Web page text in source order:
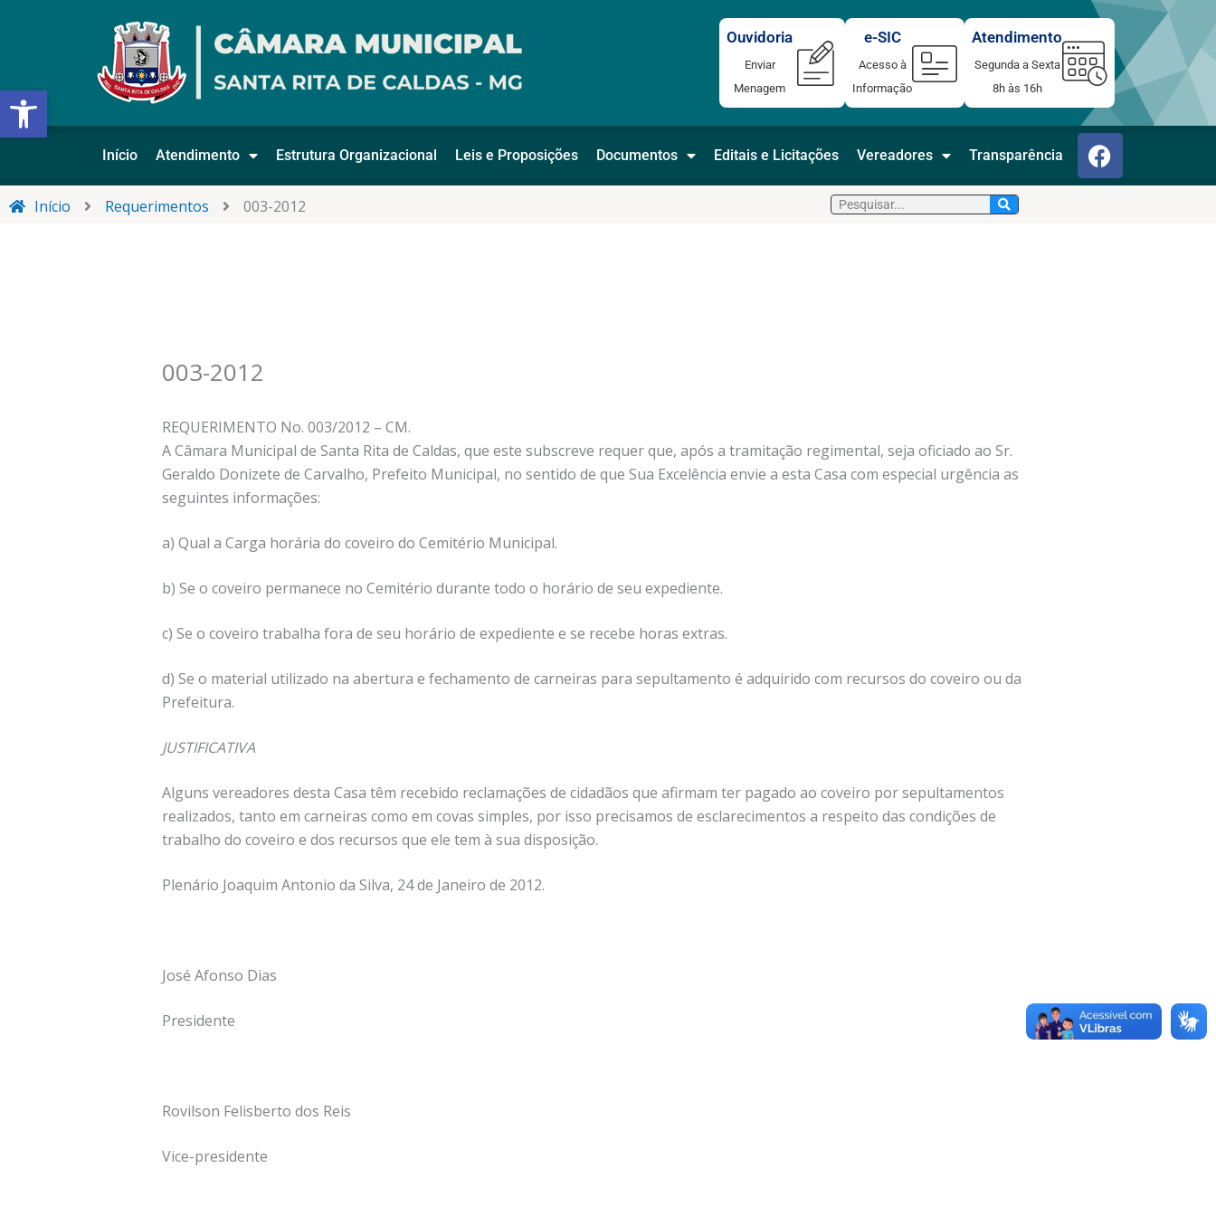
Abrir a barra de ferramentas
Atendimento
Segunda a Sexta
8h às 16h
e-SIC
Acesso à
Informação
Ouvidoria
Enviar
Menagem
Início Atendimento Estrutura Organizacional Leis e Proposições Documentos Editais e Licitações Vereadores Transparência F
a
c
Início Requerimentos 003-2012 Pesquisar
003-2012
REQUERIMENTO No. 003/2012 – CM.
A Câmara Municipal de Santa Rita de Caldas, que este subscreve requer que, após a tramitação regimental, seja oficiado ao Sr.
Geraldo Donizete de Carvalho, Prefeito Municipal, no sentido de que Sua Excelência envie a esta Casa com especial urgência as
seguintes informações:
a) Qual a Carga horária do coveiro do Cemitério Municipal.
b) Se o coveiro permanece no Cemitério durante todo o horário de seu expediente.
c) Se o coveiro trabalha fora de seu horário de expediente e se recebe horas extras.
d) Se o material utilizado na abertura e fechamento de carneiras para sepultamento é adquirido com recursos do coveiro ou da
Prefeitura.
JUSTIFICATIVA
Alguns vereadores desta Casa têm recebido reclamações de cidadãos que afirmam ter pagado ao coveiro por sepultamentos
realizados, tanto em carneiras como em covas simples, por isso precisamos de esclarecimentos a respeito das condições de
trabalho do coveiro e dos recursos que ele tem à sua disposição.
Plenário Joaquim Antonio da Silva, 24 de Janeiro de 2012.
José Afonso Dias
Presidente
Rovilson Felisberto dos Reis
Vice-presidente